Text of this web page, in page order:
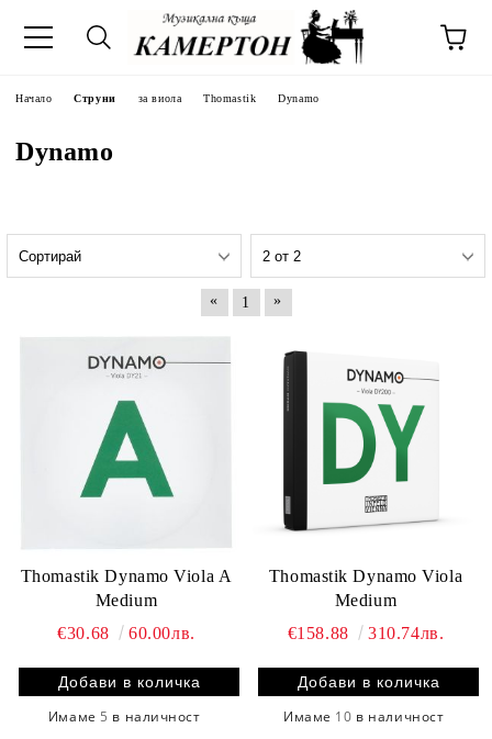
Начало Струни за виола Thomastik Dynamo
Dynamo
« 1 »
Thomastik Dynamo Viola A
Medium
€30.68
60.00лв.
Имаме 5 в наличност
Thomastik Dynamo Viola
Medium
€158.88
310.74лв.
Имаме 10 в наличност